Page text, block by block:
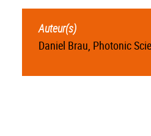
Auteur(s)
Daniel Brau, Photonic